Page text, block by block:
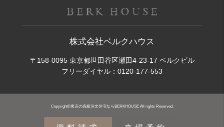
株式会社ベルクハウス
〒158-0095 東京都世田谷区瀬田4-23-17 ベルクビル
フリーダイヤル： 0120-177-553
Copyright©東京の高級注文住宅ならBERKHOUSE All rights Reserved.